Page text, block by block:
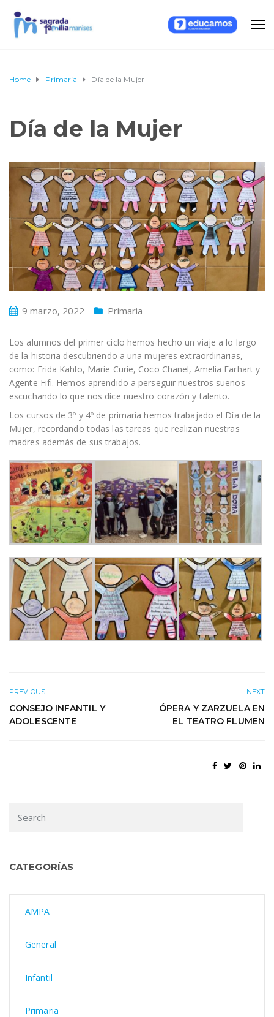
Home Primaria Día de la Mujer
Día de la Mujer
9 marzo, 2022 Primaria
Los alumnos del primer ciclo hemos hecho un viaje a lo largo
de la historia descubriendo a una mujeres extraordinarias,
como: Frida Kahlo, Marie Curie, Coco Chanel, Amelia Earhart y
Agente Fifi. Hemos aprendido a perseguir nuestros sueños
escuchando lo que nos dice nuestro corazón y talento.
Los cursos de 3º y 4º de primaria hemos trabajado el Día de la
Mujer, recordando todas las tareas que realizan nuestras
madres además de sus trabajos.
PREVIOUS
CONSEJO INFANTIL Y
ADOLESCENTE
NEXT
ÓPERA Y ZARZUELA EN
EL TEATRO FLUMEN
CATEGORÍAS
AMPA
General
Infantil
Primaria